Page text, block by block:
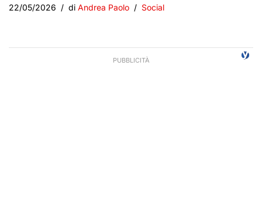
22/05/2026 di Andrea Paolo Social